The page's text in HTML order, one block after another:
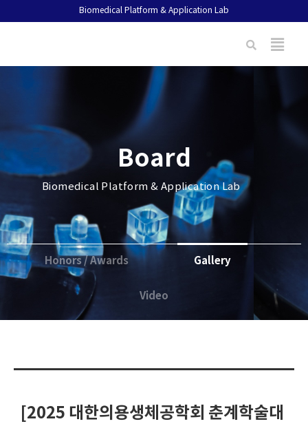
Biomedical Platform & Application Lab
Board
Biomedical Platform & Application Lab
Honors / Awards Gallery
Video
[2025 대한의용생체공학회 춘계학술대